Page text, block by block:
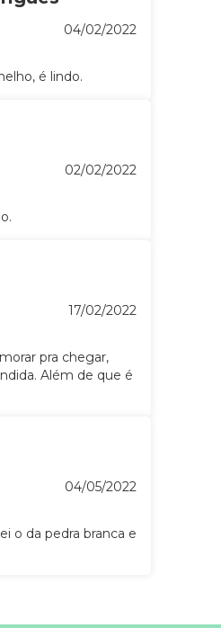
04/02/2022
é lindo.
02/02/2022
17/02/2022
pra chegar,
Além de que é
04/05/2022
o da pedra branca e